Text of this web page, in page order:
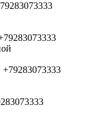
+79283073333